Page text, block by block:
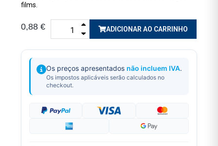
films.
0,88 € ADICIONAR AO CARRINHO
Os preços apresentados não incluem IVA.
Os impostos aplicáveis serão calculados no
checkout.